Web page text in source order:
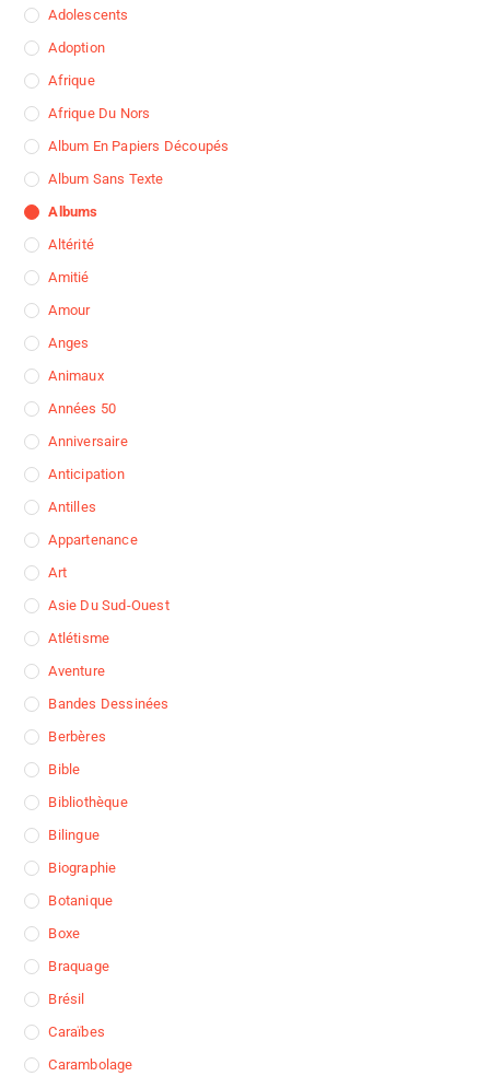
Adolescents
Adoption
Afrique
Afrique Du Nors
Album En Papiers Découpés
Album Sans Texte
Albums
Altérité
Amitié
Amour
Anges
Animaux
Années 50
Anniversaire
Anticipation
Antilles
Appartenance
Art
Asie Du Sud-Ouest
Atlétisme
Aventure
Bandes Dessinées
Berbères
Bible
Bibliothèque
Bilingue
Biographie
Botanique
Boxe
Braquage
Brésil
Caraïbes
Carambolage